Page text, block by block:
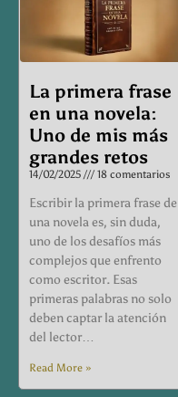
La primera frase
en una novela:
Uno de mis más
grandes retos
14/02/2025 18 comentarios
Escribir la primera frase de
una novela es, sin duda,
uno de los desafíos más
complejos que enfrento
como escritor. Esas
primeras palabras no solo
deben captar la atención
del lector…
Read More »